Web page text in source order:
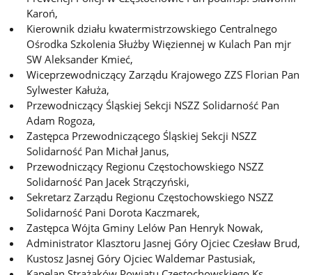
Karoń,
Kierownik działu kwatermistrzowskiego Centralnego
Ośrodka Szkolenia Służby Więziennej w Kulach Pan mjr
SW Aleksander Kmieć,
Wiceprzewodniczący Zarządu Krajowego ZZS Florian Pan
Sylwester Kałuża,
Przewodniczący Śląskiej Sekcji NSZZ Solidarność Pan
Adam Rogoza,
Zastępca Przewodniczącego Śląskiej Sekcji NSZZ
Solidarność Pan Michał Janus,
Przewodniczący Regionu Częstochowskiego NSZZ
Solidarność Pan Jacek Strączyński,
Sekretarz Zarządu Regionu Częstochowskiego NSZZ
Solidarność Pani Dorota Kaczmarek,
Zastępca Wójta Gminy Lelów Pan Henryk Nowak,
Administrator Klasztoru Jasnej Góry Ojciec Czesław Brud,
Kustosz Jasnej Góry Ojciec Waldemar Pastusiak,